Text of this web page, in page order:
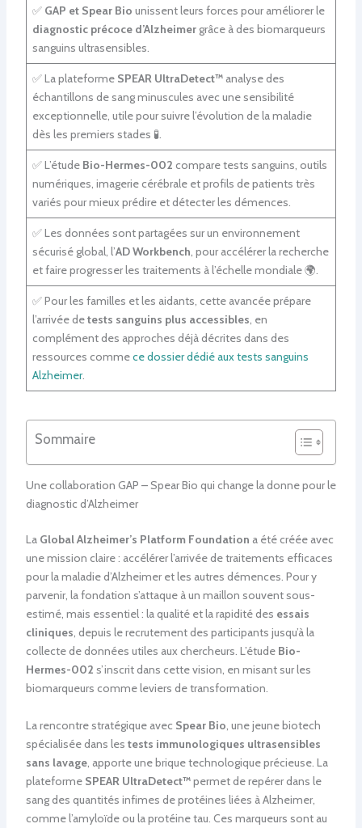
✅ GAP et Spear Bio unissent leurs forces pour améliorer le
diagnostic précoce d’Alzheimergrâce à des biomarqueurs
sanguins ultrasensibles.
✅ La plateforme SPEAR UltraDetect™analyse des
échantillons de sang minuscules avec une sensibilité
exceptionnelle, utile pour suivre l’évolution de la maladie
dès les premiers stades 🧪.
✅ L’étude Bio-Hermes-002 compare tests sanguins, outils
numériques, imagerie cérébrale et profils de patients très
variés pour mieux prédire et détecter les démences.
✅ Les données sont partagées sur un environnement
sécurisé global, l’AD Workbench, pour accélérer la recherche
et faire progresser les traitements à l’échelle mondiale 🌍.
✅ Pour les familles et les aidants, cette avancée prépare
l’arrivée detests sanguins plus accessibles, en
complément des approches déjà décrites dans des
ressources commece dossier dédié aux tests sanguins
Alzheimer.
Sommaire
Une collaboration GAP – Spear Bio qui change la donne pour le
diagnostic d’Alzheimer
La Global Alzheimer’s Platform Foundation a été créée avec
une mission claire : accélérer l’arrivée de traitements efficaces
pour la maladie d’Alzheimer et les autres démences. Pour y
parvenir, la fondation s’attaque à un maillon souvent sous-
estimé, mais essentiel : la qualité et la rapidité des essais
cliniques, depuis le recrutement des participants jusqu’à la
collecte de données utiles aux chercheurs. L’étude Bio-
Hermes-002 s’inscrit dans cette vision, en misant sur les
biomarqueurs comme leviers de transformation.
La rencontre stratégique avec Spear Bio, une jeune biotech
spécialisée dans les tests immunologiques ultrasensibles
sans lavage, apporte une brique technologique précieuse. La
plateforme SPEAR UltraDetect™permet de repérer dans le
sang des quantités infimes de protéines liées à Alzheimer,
comme l’amyloïde ou la protéine tau. Ces marqueurs sont au